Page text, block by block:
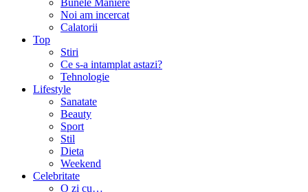
Bunele Maniere
Noi am incercat
Calatorii
Top
Stiri
Ce s-a intamplat astazi?
Tehnologie
Lifestyle
Sanatate
Beauty
Sport
Stil
Dieta
Weekend
Celebritate
O zi cu…